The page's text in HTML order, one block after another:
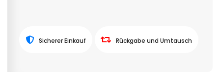
Sicherer Einkauf Rückgabe und Umtausch